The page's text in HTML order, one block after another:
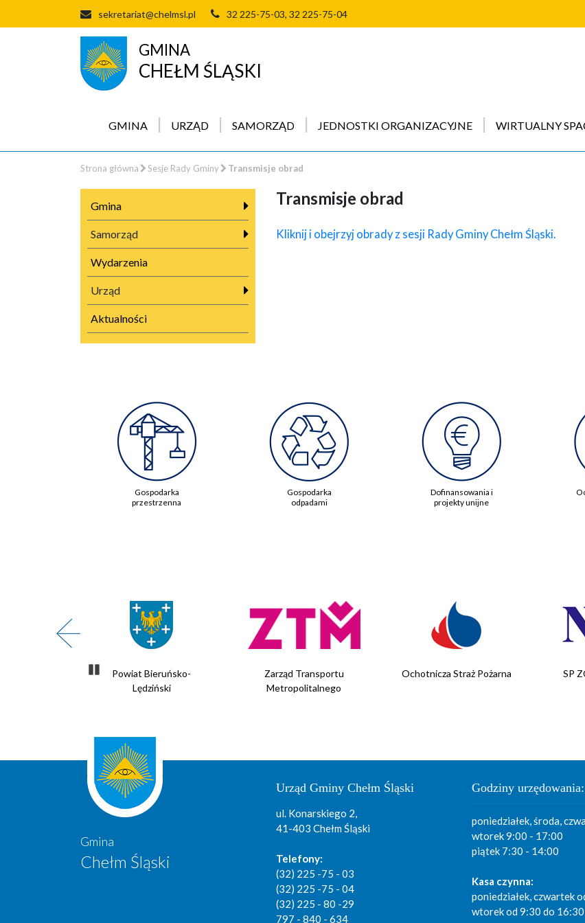
sekretariat@chelmsl.pl 32 225-75-03, 32 225-75-04
GMINA
CHEŁM ŚLĄSKI
GMINA URZĄD SAMORZĄD JEDNOSTKI ORGANIZACYJNE WIRTUALNY
Strona główna Sesje Rady Gminy Transmisje obrad
Gmina
Samorząd
Wydarzenia
Urząd
Aktualności
Transmisje obrad
Kliknij i obejrzyj obrady z sesji Rady Gminy Chełm Śląski.
Gospodarka
przestrzenna
Gospodarka
odpadami
Dofinansowania i
projekty unijne
Powiat Bieruńsko-
Lędziński
Zarząd Transportu
Metropolitalnego
Ochotnicza Straż Pożarna SP
Gmina
Chełm Śląski
Urząd Gminy Chełm Śląski
ul. Konarskiego 2,
41-403 Chełm Śląski
Telefony:
(32) 225 -75 - 03
(32) 225 -75 - 04
(32) 225 - 80 -29
797 - 840 - 634
Godziny urzędowania:
poniedziałek, środa,
wtorek 9:00 - 17:00
piątek 7:30 - 14:00
Kasa czynna:
poniedziałek, czwartek
wtorek od 9:30 do 16:30